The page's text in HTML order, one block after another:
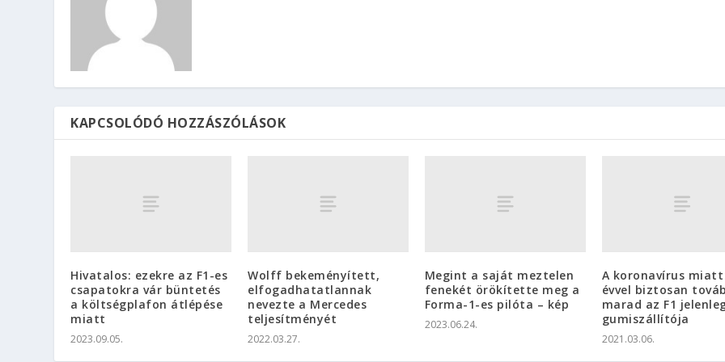
KAPCSOLÓDÓ HOZZÁSZÓLÁSOK
Hivatalos: ezekre az F1-es
csapatokra vár büntetés
a költségplafon átlépése
miatt
2023.09.05.
Wolff bekeményített,
elfogadhatatlannak
nevezte a Mercedes
teljesítményét
2022.03.27.
Megint a saját meztelen
fenekét örökítette meg a
Forma-1-es pilóta – kép
2023.06.24.
A koronavírus miatt
évvel biztosan
marad az F1
gumiszállítója
2021.03.06.